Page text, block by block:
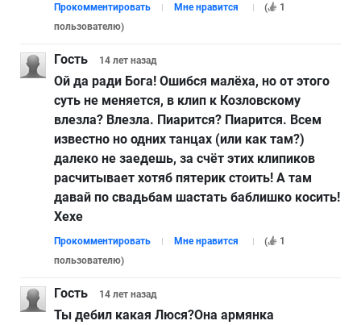
Прокомментировать Мне нравится (
1
пользователю)
Гость 14 лет назад
Ой да ради Бога! Ошибся малёха, но от этого
суть не меняется, в клип к Козловскому
влезла? Влезла. Пиарится? Пиарится. Всем
известно но одних танцах (или как там?)
далеко не заедешь, за счёт этих клипиков
расчитывает хотяб пятерик стоить! А там
давай по свадьбам шастать баблишко косить!
Хехе
Прокомментировать Мне нравится (
1
пользователю)
Гость 14 лет назад
Ты дебил какая Люся?Она армянка